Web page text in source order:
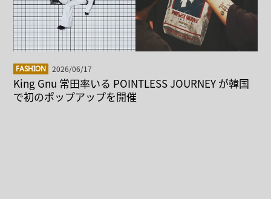
FASHION 2026/06/17
King Gnu 常田率いる POINTLESS JOURNEY が韓国
で初のポップアップを開催